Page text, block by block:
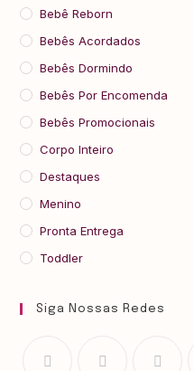
Bebê Reborn
Bebês Acordados
Bebês Dormindo
Bebês Por Encomenda
Bebês Promocionais
Corpo Inteiro
Destaques
Menino
Pronta Entrega
Toddler
Siga Nossas Redes